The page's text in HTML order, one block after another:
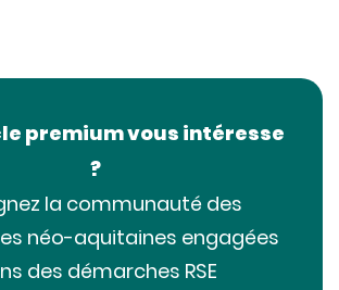
premium vous intéresse
?
la communauté des
néo-aquitaines engagées
des démarches RSE